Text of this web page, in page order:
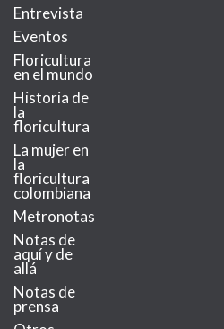
Entrevista
Eventos
Floricultura
en el mundo
Historia de
la
floricultura
La mujer en
la
floricultura
colombiana
Metronotas
Notas de
aquí y de
allá
Notas de
prensa